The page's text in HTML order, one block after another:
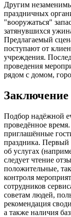
Другим
праздничных
"вооружаться"
затянувшихся
Предлагаемый
поступают от
учреждения.
проведения
рядом с домом,
Заключение
Подбор надёжной
проведённое
приглашённые
праздника. Первый
об услугах
следует чтение
положительные,
контроля
сотрудников
советам людей,
рекомендация
а также наличия